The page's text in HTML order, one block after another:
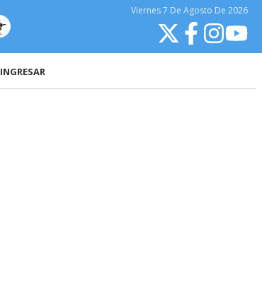
Viernes7 De Agosto De 2026
INGRESAR